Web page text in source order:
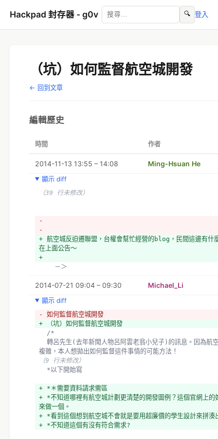
Hackpad 封存器 - g0v 🔍 登入
（坑）如何監督航空城開發
← 回到文章
編輯歷史
時間 作者
2014-11-13 13:55 – 14:08 Ming-Hsuan He
顯示 diff
（39 行未修改）
-
-
+ 航空城反迫遷聯盟，台權會幫忙經營的blog，民間這邊有什
在上面公告～
+
    －＞
2014-07-21 09:04 – 09:30 Michael_Li
顯示 diff
- 如何監督航空城開發
+ （坑）如何監督航空城開發
  /*
複雜，本人想拋出如何監督這件事情的可能方法！
（9 行未修改）
  *以下開始寫
+ *＊需要資料請求需區
+ *不知道哪裡有航空城計劃更清楚的開發圖例？這個官網上的
來做一個。
+ *看到這個想到航空城不會就是要用超廉價的學生設計來拼湊
+ *不知道這個有沒有符合需求?